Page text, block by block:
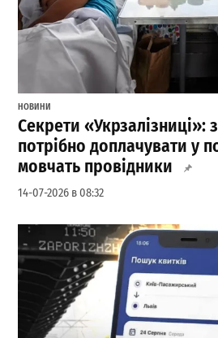
НОВИНИ
Секрети «Укрзалізниці»:
потрібно доплачувати у
мовчать провідники
14-07-2026 в 08:32